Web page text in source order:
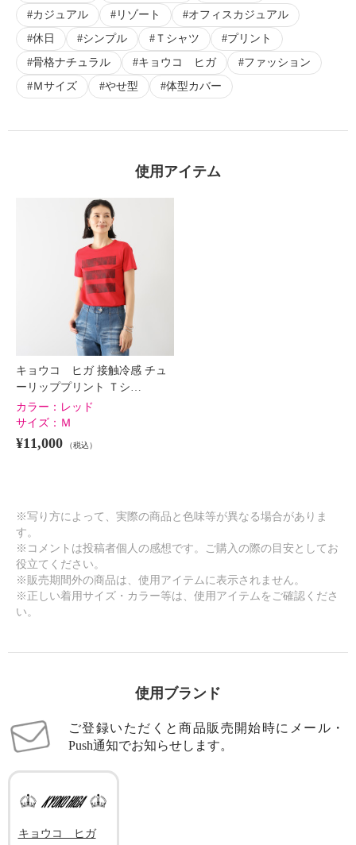
カジュアル
リゾート
オフィスカジュアル
休日
シンプル Ｔシャツ
プリント
骨格ナチュラル
キョウコ ヒガ
ファッション
Ｍサイズ
やせ型 体型カバー
使用アイテム
キョウコ ヒガ 接触冷感 チュ
ーリッププリント Ｔシ…
カラー： レッド
サイズ： Ｍ
¥11,000 （税込）
※写り方によって、実際の商品と色味等が異なる場合がありま
す。
※コメントは投稿者個人の感想です。ご購入の際の目安としてお
役立てください。
※販売期間外の商品は、使用アイテムに表示されません。
※正しい着用サイズ・カラー等は、使用アイテムをご確認くださ
い。
使用ブランド
ご登録いただくと商品販売開始時にメール・
Push通知でお知らせします。
キョウコ ヒガ